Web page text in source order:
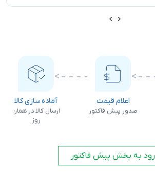
اعلام قیمت
صدور پیش فاکتور
آماده سازی کالا
ارسال کالا در همان
روز
به بخش پیش فاکتور